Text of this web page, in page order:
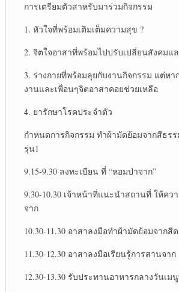
การเตรียมตัวสาหรับมาร่วมกิจกรรม
1. หัวใจที่พร้อมเติมเต็มความสุข ?
2. จิตใจอาสาที่พร้อมไปปรับเปลี่ยนสังคม
3. ร่างกายที่พร้อมลุยกับงานกิจกรรม แต่หา
งานและเพื่อนๆจิตอาสาคอยช่วยเหลือ
4. ยารักษาโรคประจำตัว
กำหนดการกิจกรรม ทำผ้ามัดย้อมจากสีธร
รุ่น1
‪9.15-9.30 ลงทะเบียน ที่ “หอมป่าจาก”‬
9.30-10.30 เจ้าหน้าที่แนะนำสถานที่ ให้คว
จาก
10.30-11.30 อาสาลงมือทำผ้ามัดย้อมจากสี
11.30-12.30 อาสาลงมือเรียนรู้การสานจาก
12.30-13.30 รับประทานอาหารกลางวันเ